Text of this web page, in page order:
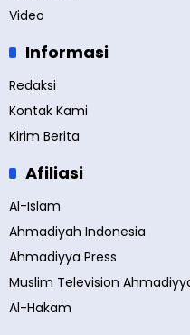
Video
Informasi
Redaksi
Kontak Kami
Kirim Berita
Afiliasi
Al-Islam
Ahmadiyah Indonesia
Ahmadiyya Press
Muslim Television
Al-Hakam